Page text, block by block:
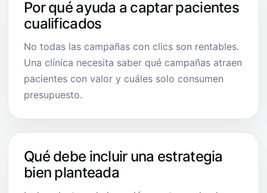
Por qué ayuda a captar pacientes
cualificados
No todas las campañas con clics son rentables.
Una clínica necesita saber qué campañas atraen
pacientes con valor y cuáles solo consumen
presupuesto.
Qué debe incluir una estrategia
bien planteada